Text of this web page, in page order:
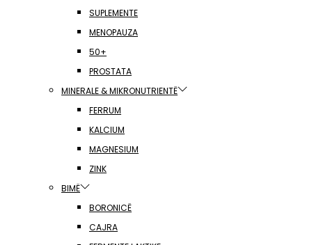
SUPLEMENTE
MENOPAUZA
50+
PROSTATA
MINERALE & MIKRONUTRIENTË
FERRUM
KALCIUM
MAGNESIUM
ZINK
BIMË
BORONICË
CAJRA